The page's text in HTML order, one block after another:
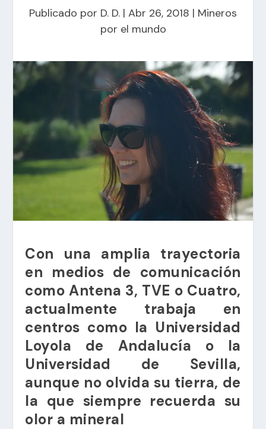
Publicado por D. D. | Abr 26, 2018 | Mineros
por el mundo
Con una amplia trayectoria
en medios de comunicación
como Antena 3, TVE o Cuatro,
actualmente trabaja en
centros como la Universidad
Loyola de Andalucía o la
Universidad de Sevilla,
aunque no olvida su tierra, de
la que siempre recuerda su
olor a mineral